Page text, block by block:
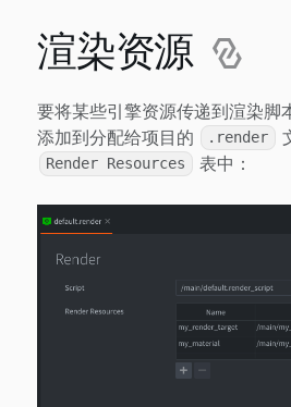
渲染资源
要将某些引擎资源传递到渲染脚
添加到分配给项目的
.render
Render Resources 表中：